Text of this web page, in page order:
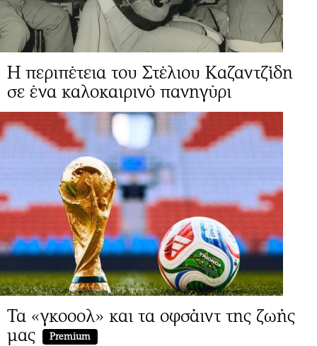
Η περιπέτεια του Στέλιου Καζαντζίδη
σε ένα καλοκαιρινό πανηγύρι
Τα «γκοοολ» και τα οφσάιντ της ζωής
μας
Premium